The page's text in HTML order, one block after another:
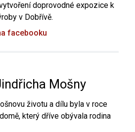
doprovodné expozice k
v Dobřívě.
facebooku
Mošny
životu a dílu byla v roce
který dříve obývala rodina